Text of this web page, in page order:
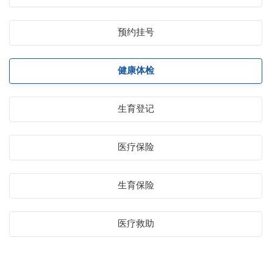
预约挂号
健康体检
生育登记
医疗保险
生育保险
医疗救助